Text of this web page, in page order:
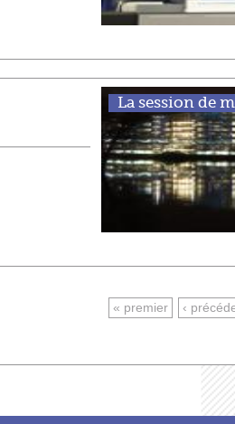
La session de
« premier ‹